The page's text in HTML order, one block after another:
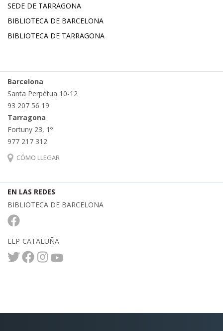
SEDE DE TARRAGONA
BIBLIOTECA DE BARCELONA
BIBLIOTECA DE TARRAGONA
Barcelona
Santa Perpètua 10-12
93 207 56 19
Tarragona
Fortuny 23, 1º
977 217 312
CÓMO LLEGAR
EN LAS REDES
BIBLIOTECA DE BARCELONA
ELP-CATALUÑA